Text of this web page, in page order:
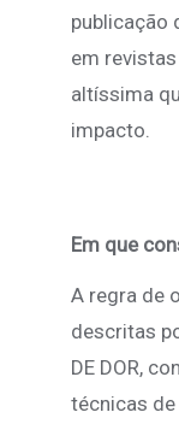
publicação
em
altíssima
impacto.
Em que
A regra de
descritas
DE DOR,
técnicas de